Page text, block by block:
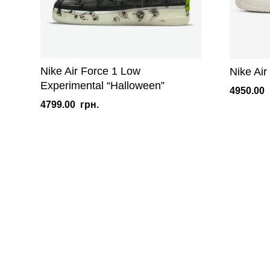
Nike Air Force 1 Low
Experimental “Halloween”
4799.00 грн.
Nike Air
4950.00